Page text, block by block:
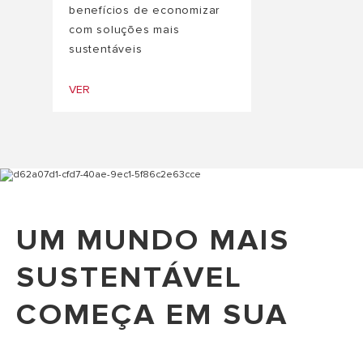
benefícios de economizar
com soluções mais
sustentáveis
VER
UM MUNDO MAIS
SUSTENTÁVEL
COMEÇA EM SUA